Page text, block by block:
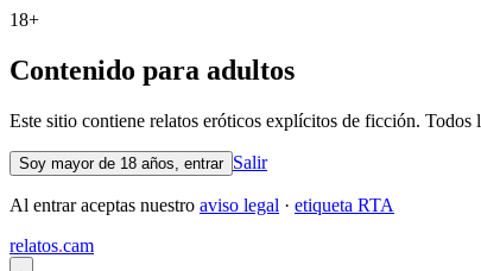
18+
Contenido para adultos
Este sitio contiene relatos eróticos explícitos de ficción. Todos
Soy mayor de 18 años, entrar Salir
Al entrar aceptas nuestro aviso legal · etiqueta RTA
relatos.cam